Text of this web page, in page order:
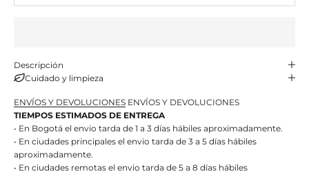
Descripción
Cuidado y limpieza
ENVÍOS Y DEVOLUCIONES ENVÍOS Y DEVOLUCIONES
TIEMPOS ESTIMADOS DE ENTREGA
• En Bogotá el envio tarda de 1 a 3 días hábiles aproximadamente.
• En ciudades principales el envio tarda de 3 a 5 días hábiles
aproximadamente.
• En ciudades remotas el envio tarda de 5 a 8 días hábiles